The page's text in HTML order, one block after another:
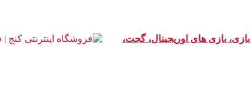
بازی های اوریجینال، گجت،